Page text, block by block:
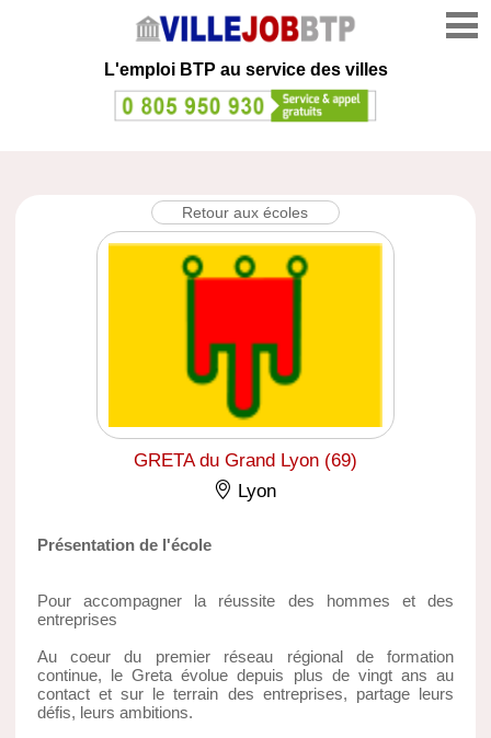
L'emploi BTP au service des villes
Retour aux écoles
GRETA du Grand Lyon (69)
Lyon
Présentation de l'école
Pour accompagner la réussite des hommes et des
entreprises
Au coeur du premier réseau régional de formation
continue, le Greta évolue depuis plus de vingt ans au
contact et sur le terrain des entreprises, partage leurs
défis, leurs ambitions.